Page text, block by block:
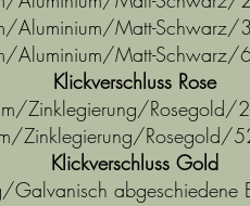
Aluminium/Matt-
Aluminium/Matt-
Klickverschluss Rose
Zinklegierung/
Zinklegierung/Rosegold/
Klickverschluss Gold
Galvanisch